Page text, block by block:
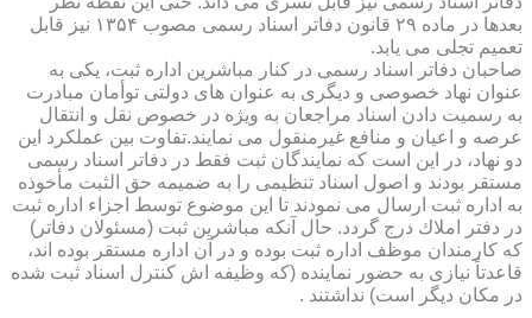
بعدها در ماده ۲۹ قانون دفاتر اسناد رسمی مصوب ۱۳۵۴ نیز قابل
تعمیم تجلی می یابد.
صاحبان دفاتر اسناد رسمی در كنار مباشرین اداره ثبت، یكی به
عنوان نهاد خصوصی و دیگری به عنوان های دولتی توأمان مبادرت
به رسمیت دادن اسناد مراجعان به ویژه در خصوص نقل و انتقال
عرصه و اعیان و منافع غیرمنقول می نمایند.تفاوت بین عملكرد این
دو نهاد، در این است كه نمایندگان ثبت فقط در دفاتر اسناد رسمی
مستقر بودند و اصول اسناد تنظیمی را به ضمیمه حق الثبت مأخوذه
به اداره ثبت ارسال می نمودند تا این موضوع توسط اجزاء اداره ثبت
در دفتر املاك درج گردد. حال آنكه مباشرین ثبت (مسئولان دفاتر)
كه كارمندان موظف اداره ثبت بوده و در آن اداره مستقر بوده اند،
قاعدتاً نیازی به حضور نماینده (كه وظیفه اش كنترل اسناد ثبت شده
در مكان دیگر است) نداشتند .